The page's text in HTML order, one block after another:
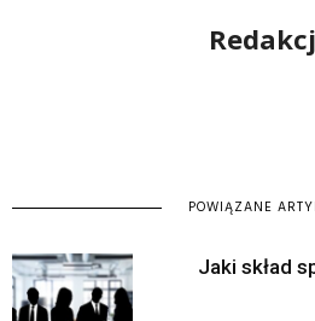
POWIĄZANE
Jaki skład